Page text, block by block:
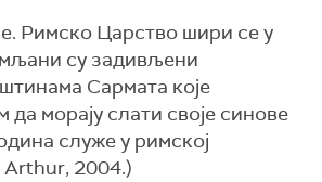
Римско Царство шири се у
су задивљени
Сармата које
да морају слати своје синове
служе у римској
2004.)